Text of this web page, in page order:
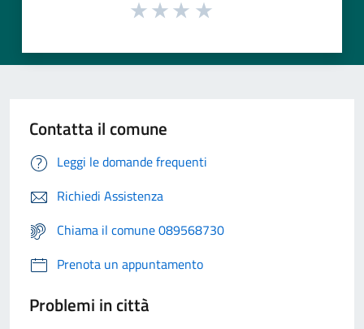
Contatta il comune
Leggi le domande frequenti
Richiedi Assistenza
Chiama il comune 089568730
Prenota un appuntamento
Problemi in città